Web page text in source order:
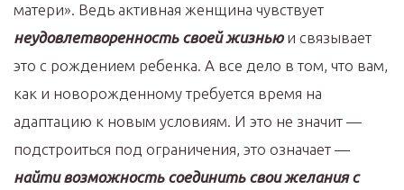
матери». Ведь активная женщина чувствует
неудовлетворенность своей жизньюи связывает
это с рождением ребенка. А все дело в том, что вам,
как и новорожденному требуется время на
адаптацию к новым условиям. И это не значит —
подстроиться под ограничения, это означает —
найти возможность соединить свои желания с